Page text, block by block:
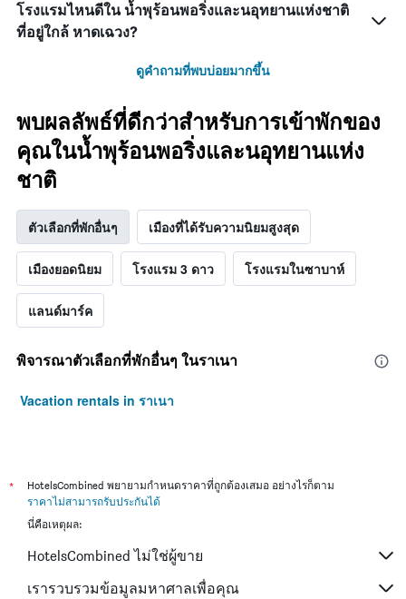
โรงแรมไหนดีใน น้ำพุร้อนพอริ่งและนอุทยานแห่งชาติ
ที่อยู่ใกล้ หาดเฉวง?
ดูคำถามที่พบบ่อยมากขึ้น
พบผลลัพธ์ที่ดีกว่าสำหรับการเข้าพักของ
คุณในน้ำพุร้อนพอริ่งและนอุทยานแห่ง
ชาติ
ตัวเลือกที่พักอื่นๆ เมืองที่ได้รับความนิยมสูงสุด
เมืองยอดนิยม โรงแรม 3 ดาว โรงแรมในซาบาห์
แลนด์มาร์ค
พิจารณาตัวเลือกที่พักอื่นๆ ในราเนา
Vacation rentals in ราเนา
*
HotelsCombined พยายามกำหนดราคาที่ถูกต้องเสมอ อย่างไรก็ตาม
ราคาไม่สามารถรับประกันได้
นี่คือเหตุผล:
HotelsCombined ไม่ใช่ผู้ขาย
เรารวบรวมข้อมูลมหาศาลเพื่อคุณ